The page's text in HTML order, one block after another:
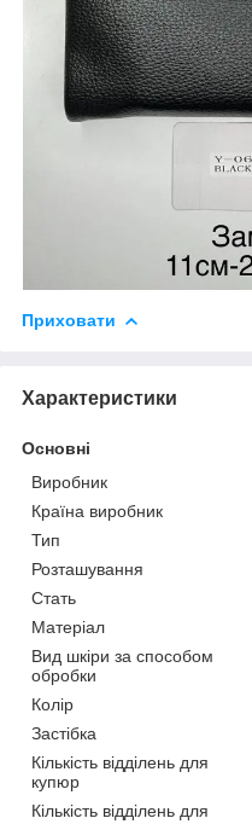
Приховати
Характеристики
Основні
Виробник
Країна виробник
Тип
Розташування
Стать
Матеріал
Вид шкіри за способом
обробки
Колір
Застібка
Кількість відділень для
купюр
Кількість відділень для